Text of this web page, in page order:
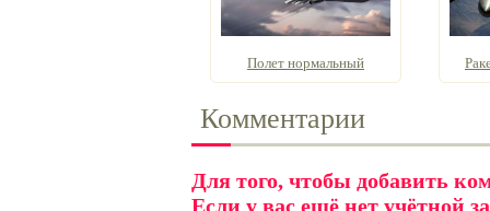
Полет нормальный
Комментарии
Для того, чтобы добавить
Если у вас ещё нет учётной